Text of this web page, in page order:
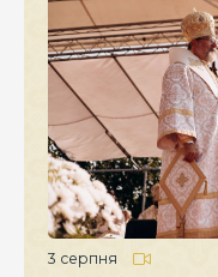
3 серпня